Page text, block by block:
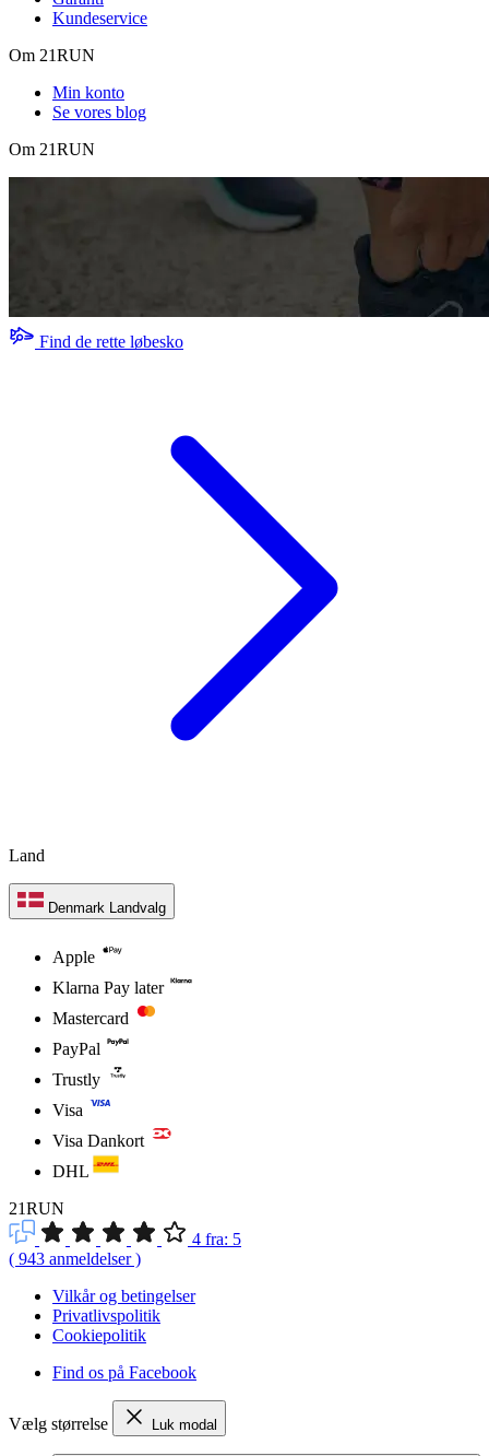
Kundeservice
Om 21RUN
Min konto
Se vores blog
Om 21RUN
Find de rette løbesko
Land
Denmark Landvalg
Apple
Klarna Pay later
Mastercard
PayPal
Trustly
Visa
Visa Dankort
DHL
21RUN
4 fra: 5
( 943 anmeldelser)
Vilkår og betingelser
Privatlivspolitik
Cookiepolitik
Find os på Facebook
Vælg størrelse Luk modal